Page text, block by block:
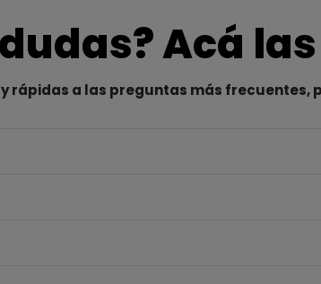
Acá
rápidas a las preguntas más